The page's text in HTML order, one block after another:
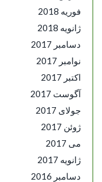
فوریه 2018
ژانویه 2018
دسامبر 2017
نوامبر 2017
اکتبر 2017
آگوست 2017
جولای 2017
ژوئن 2017
می 2017
ژانویه 2017
دسامبر 2016